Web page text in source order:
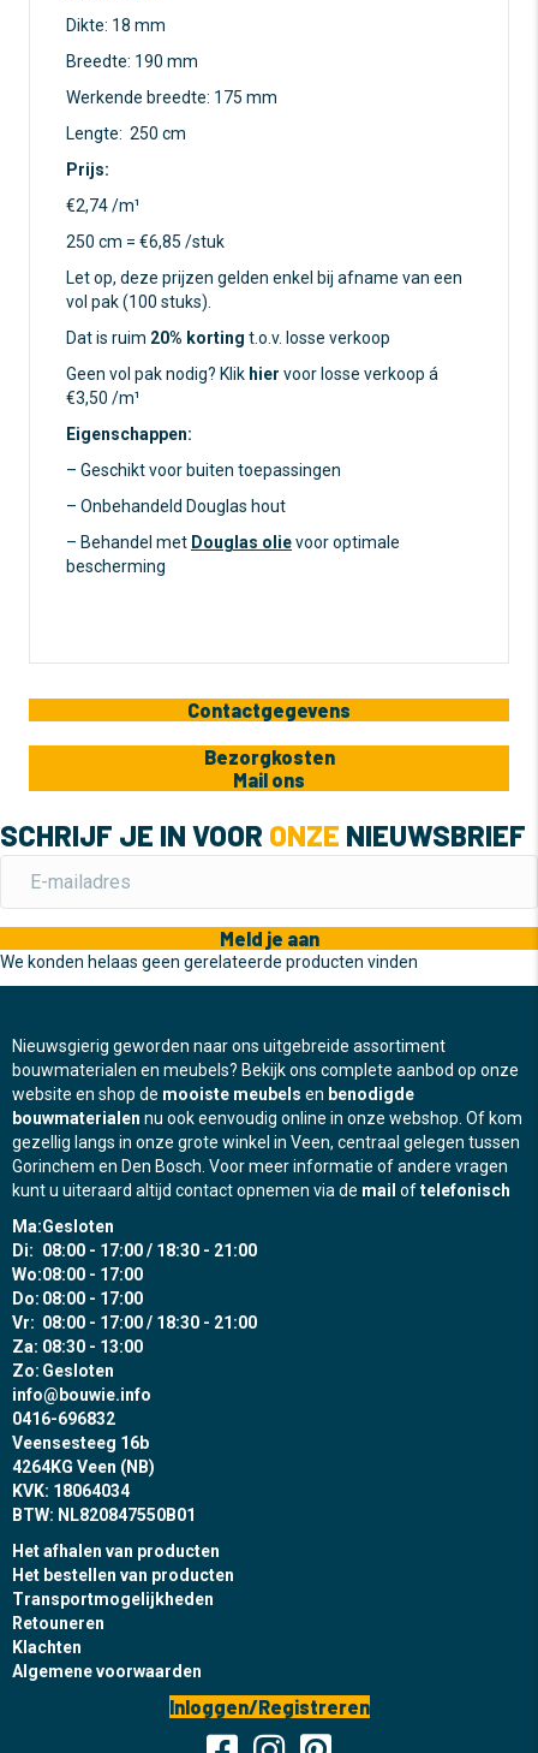
Dikte: 18 mm
Breedte: 190 mm
Werkende breedte: 175 mm
Lengte: 250 cm
Prijs:
€2,74 /m¹
250 cm = €6,85 /stuk
Let op, deze prijzen gelden enkel bij afname van een
vol pak (100 stuks).
Dat is ruim 20% korting t.o.v. losse verkoop
Geen vol pak nodig? Klik hier voor losse verkoop á
€3,50 /m¹
Eigenschappen:
– Geschikt voor buiten toepassingen
– Onbehandeld Douglas hout
– Behandel met Douglas olievoor optimale
bescherming
Contactgegevens
Bezorgkosten
Mail ons
SCHRIJF JE IN VOOR ONZE NIEUWSBRIEF
Meld je aan
We konden helaas geen gerelateerde producten vinden
Nieuwsgierig geworden naar ons uitgebreide assortiment
bouwmaterialen en meubels? Bekijk ons complete aanbod op onze
website en shop de mooiste meubels en benodigde
bouwmaterialen nu ook eenvoudig online in onze webshop. Of kom
gezellig langs in onze grote winkel in Veen, centraal gelegen tussen
Gorinchem en Den Bosch. Voor meer informatie of andere vragen
kunt u uiteraard altijd contact opnemen via de mail oftelefonisch
Ma:Gesloten
Di: 08:00 - 17:00 / 18:30 - 21:00
Wo:08:00 - 17:00
Do: 08:00 - 17:00
Vr: 08:00 - 17:00 / 18:30 - 21:00
Za: 08:30 - 13:00
Zo: Gesloten
info@bouwie.info
0416-696832
Veensesteeg 16b
4264KG Veen (NB)
KVK: 18064034
BTW: NL820847550B01
Het afhalen van producten
Het bestellen van producten
Transportmogelijkheden
Retouneren
Klachten
Algemene voorwaarden
Inloggen/Registreren